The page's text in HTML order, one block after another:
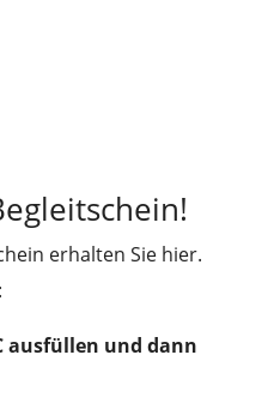
erhalten Sie hier.
ausfüllen und dann